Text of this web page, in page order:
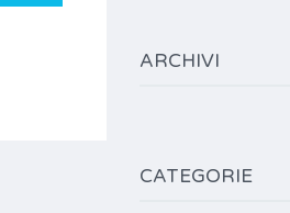
ARCHIVI
CATEGORIE